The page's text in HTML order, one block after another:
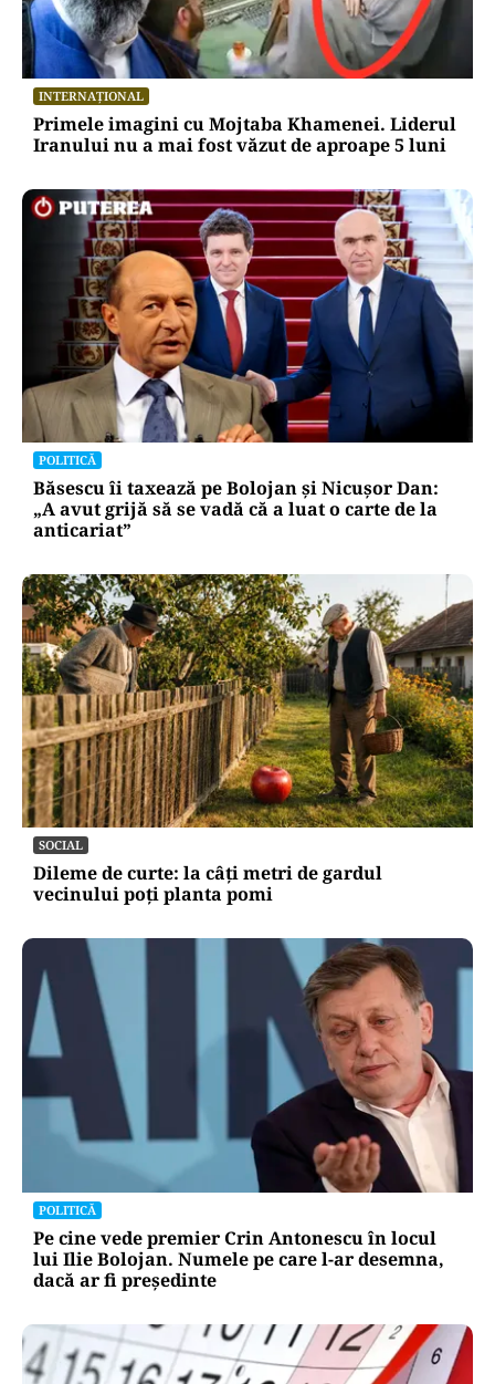
INTERNAȚIONAL
Primele imagini cu Mojtaba Khamenei. Liderul
Iranului nu a mai fost văzut de aproape 5 luni
POLITICĂ
Băsescu îi taxează pe Bolojan și Nicușor Dan:
„A avut grijă să se vadă că a luat o carte de la
anticariat”
SOCIAL
Dileme de curte: la câți metri de gardul
vecinului poți planta pomi
POLITICĂ
Pe cine vede premier Crin Antonescu în locul
lui Ilie Bolojan. Numele pe care l-ar desemna,
dacă ar fi președinte